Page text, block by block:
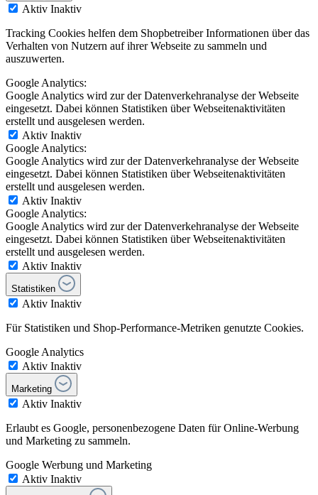
Aktiv Inaktiv
Tracking Cookies helfen dem Shopbetreiber Informationen über das
Verhalten von Nutzern auf ihrer Webseite zu sammeln und
auszuwerten.
Google Analytics:
Google Analytics wird zur der Datenverkehranalyse der Webseite
eingesetzt. Dabei können Statistiken über Webseitenaktivitäten
erstellt und ausgelesen werden.
Aktiv Inaktiv
Google Analytics:
Google Analytics wird zur der Datenverkehranalyse der Webseite
eingesetzt. Dabei können Statistiken über Webseitenaktivitäten
erstellt und ausgelesen werden.
Aktiv Inaktiv
Google Analytics:
Google Analytics wird zur der Datenverkehranalyse der Webseite
eingesetzt. Dabei können Statistiken über Webseitenaktivitäten
erstellt und ausgelesen werden.
Aktiv Inaktiv
Statistiken
Aktiv Inaktiv
Für Statistiken und Shop-Performance-Metriken genutzte Cookies.
Google Analytics
Aktiv Inaktiv
Marketing
Aktiv Inaktiv
Erlaubt es Google, personenbezogene Daten für Online-Werbung
und Marketing zu sammeln.
Google Werbung und Marketing
Aktiv Inaktiv